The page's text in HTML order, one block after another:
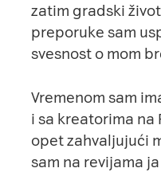
zatim gradski
preporuke sam
svesnost o mom
Vremenom sam
i sa kreatorima na
opet zahvaljujući
sam na revijama